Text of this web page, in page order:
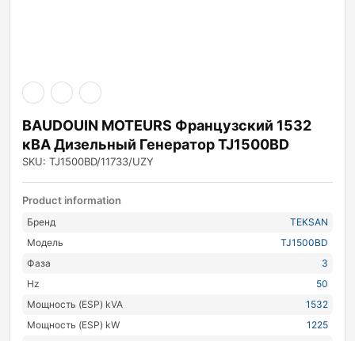
BAUDOUIN MOTEURS Французский 1532
кВА Дизельный Генератор TJ1500BD
SKU: TJ1500BD/11733/UZY
Product information
Бренд
TEKSAN
Модель
TJ1500BD
Фаза
3
Hz
50
Мощность (ESP) kVA
1532
Мощность (ESP) kW
1225